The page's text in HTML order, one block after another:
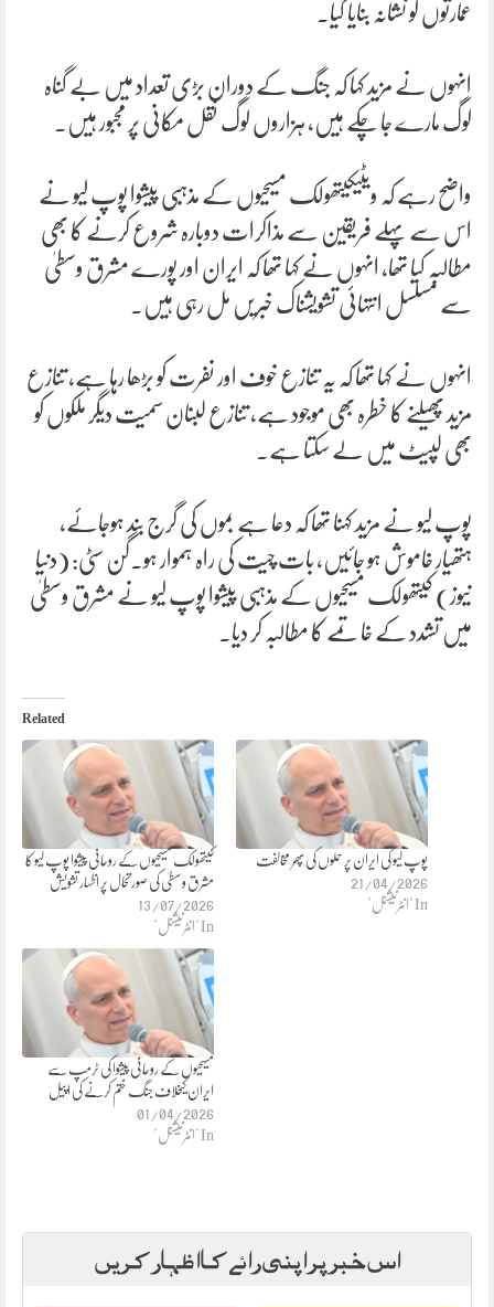
عمارتوں کو نشانہ بنایا گیا۔
انہوں نے مزید کہا کہ جنگ کے دوران بڑی تعداد میں بے گناہ
لوگ مارے جا چکے ہیں، ہزاروں لوگ نقل مکانی پر مجبور ہیں۔
واضح رہے کہ ویٹیکیتھولک مسیحیوں کے مذہبی پیشوا پوپ لیو نے
اس سے پہلے فریقین سے مذاکرات دوبارہ شروع کرنے کا بھی
مطالبہ کیا تھا، انہوں نے کہا تھا کہ ایران اور پورے مشرق وسطیٰ
سے مسلسل انتہائی تشویشناک خبریں مل رہی ہیں۔
انہوں نے کہا تھا کہ یہ تنازع خوف اور نفرت کو بڑھا رہا ہے، تنازع
مزید پھیلنے کا خطرہ بھی موجود ہے، تنازع لبنان سمیت دیگر ملکوں کو
بھی لپیٹ میں لے سکتا ہے۔
پوپ لیو نے مزید کہنا تھا کہ دعا ہے بموں کی گرج بند ہوجائے،
ہتھیار خاموش ہو جائیں، بات چیت کی راہ ہموار ہو۔گن سٹی: (دنیا
نیوز) کیتھولک مسیحیوں کے مذہبی پیشوا پوپ لیو نے مشرق وسطیٰ
میں تشدد کے خاتمے کا مطالبہ کر دیا۔
Related
کیتھولک مسیحیوں کے روحانی پیشوا پوپ لیو کا
مشرق وسطیٰ کی صورتحال پر اظہار تشویش
13/07/2026
In "انٹرنیشنل"
پوپ لیو کی ایران پر حملوں کی پھر مخالفت
21/04/2026
In "انٹرنیشنل"
مسیحیوں کے روحانی پیشوا کی ٹرمپ سے
ایران کیخلاف جنگ ختم کرنے کی اپیل
01/04/2026
In "انٹرنیشنل"
اس خبر پر اپنی رائے کا اظہار کریں